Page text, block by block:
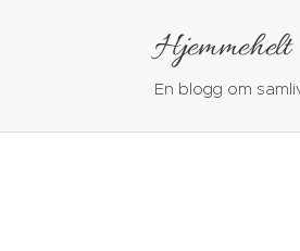
Hjemmehelt
En blogg om